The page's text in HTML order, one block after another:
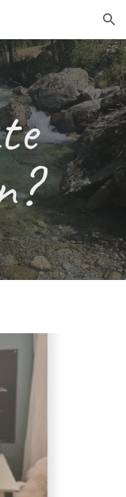
Skip to navigation